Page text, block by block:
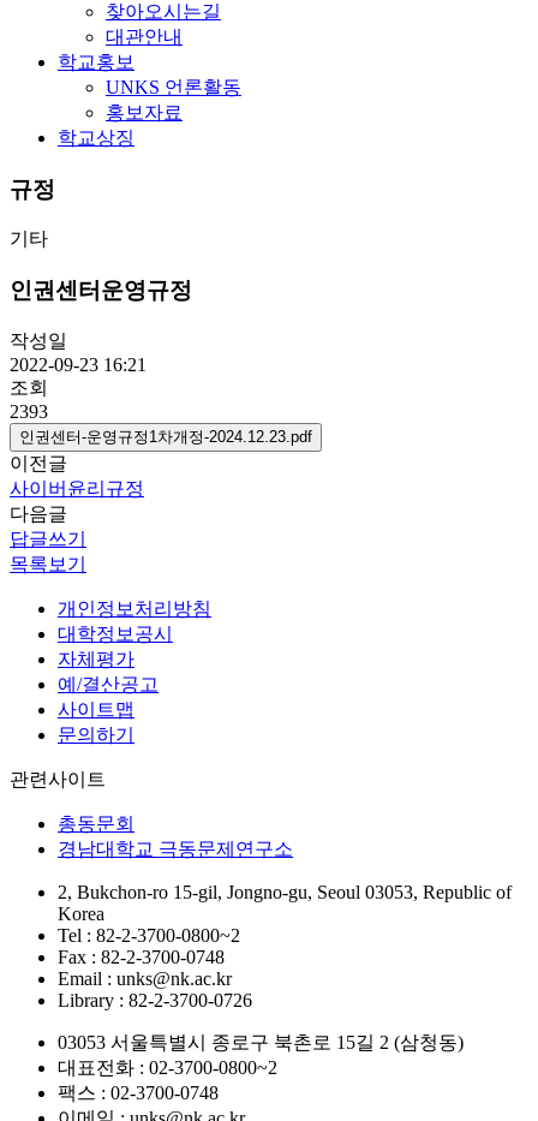
찾아오시는길
대관안내
학교홍보
UNKS 언론활동
홍보자료
학교상징
규정
기타
인권센터운영규정
작성일
2022-09-23 16:21
조회
2393
인권센터-운영규정1차개정-2024.12.23.pdf
이전글
사이버윤리규정
다음글
답글쓰기
목록보기
개인정보처리방침
대학정보공시
자체평가
예/결산공고
사이트맵
문의하기
관련사이트
총동문회
경남대학교 극동문제연구소
2, Bukchon-ro 15-gil, Jongno-gu, Seoul 03053, Republic of
Korea
Tel : 82-2-3700-0800~2
Fax : 82-2-3700-0748
Email : unks@nk.ac.kr
Library : 82-2-3700-0726
03053 서울특별시 종로구 북촌로 15길 2 (삼청동)
대표전화 : 02-3700-0800~2
팩스 : 02-3700-0748